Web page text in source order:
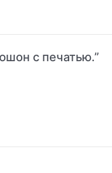
с печатью.”